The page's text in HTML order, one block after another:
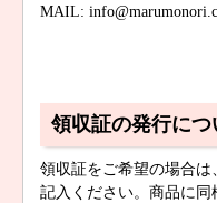
MAIL:
領収証の発行につ
領収証をご希望の場合
記入ください。商品に同